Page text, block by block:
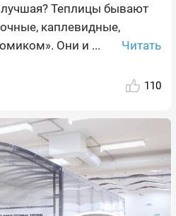
лучшая? Теплицы бывают
каплевидные,
Они и ...
Читать
110